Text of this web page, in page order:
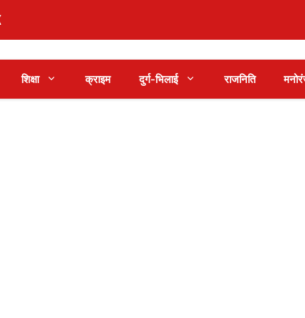
शिक्षा क्राइम दुर्ग-भिलाई राजनिति